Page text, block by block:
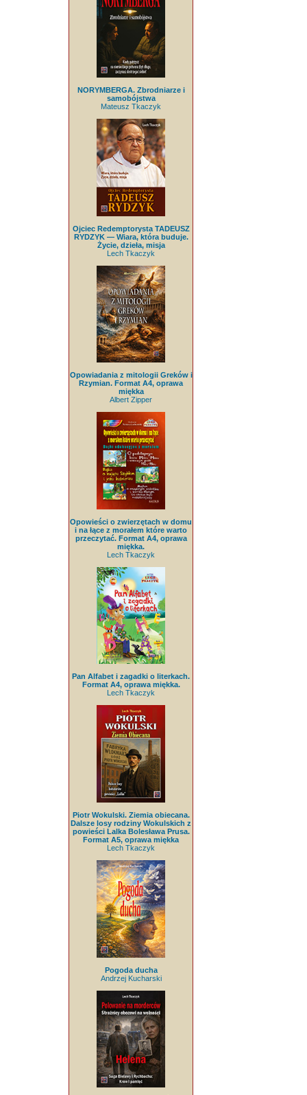
NORYMBERGA. Zbrodniarze i
samobójstwa
Mateusz Tkaczyk
Ojciec Redemptorysta TADEUSZ
RYDZYK — Wiara, która buduje.
Życie, dzieła, misja
Lech Tkaczyk
Opowiadania z mitologii Greków i
Rzymian. Format A4, oprawa
miękka
Albert Zipper
Opowieści o zwierzętach w domu
i na łące z morałem które warto
przeczytać. Format A4, oprawa
miękka.
Lech Tkaczyk
Pan Alfabet i zagadki o literkach.
Format A4, oprawa miękka.
Lech Tkaczyk
Piotr Wokulski. Ziemia obiecana.
Dalsze losy rodziny Wokulskich z
powieści Lalka Bolesława Prusa.
Format A5, oprawa miękka
Lech Tkaczyk
Pogoda ducha
Andrzej Kucharski